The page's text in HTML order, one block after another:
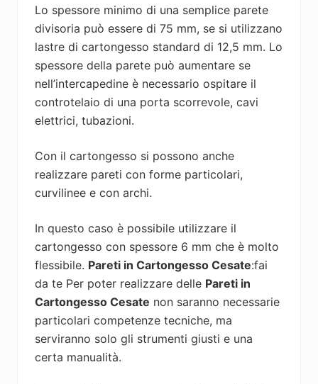
Lo spessore minimo di una semplice parete
divisoria può essere di 75 mm, se si utilizzano
lastre di cartongesso standard di 12,5 mm. Lo
spessore della parete può aumentare se
nell’intercapedine è necessario ospitare il
controtelaio di una porta scorrevole, cavi
elettrici, tubazioni.
Con il cartongesso si possono anche
realizzare pareti con forme particolari,
curvilinee e con archi.
In questo caso è possibile utilizzare il
cartongesso con spessore 6 mm che è molto
flessibile. Pareti in Cartongesso Cesate:fai
da te Per poter realizzare delle Pareti in
Cartongesso Cesate non saranno necessarie
particolari competenze tecniche, ma
serviranno solo gli strumenti giusti e una
certa manualità.